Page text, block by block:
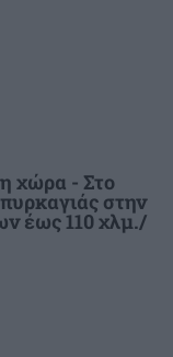
χώρα - Στο
στην
έως 110 χλμ./